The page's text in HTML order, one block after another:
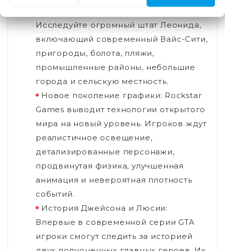
Исследуйте огромный штат Леонида,
включающий современный Вайс-Сити,
пригороды, болота, пляжи,
промышленные районы, небольшие
города и сельскую местность.
Новое поколение графики: Rockstar
Games выводит технологии открытого
мира на новый уровень. Игроков ждут
реалистичное освещение,
детализированные персонажи,
продвинутая физика, улучшенная
анимация и невероятная плотность
событий.
История Джейсона и Люсии:
Впервые в современной серии GTA
игроки смогут следить за историей